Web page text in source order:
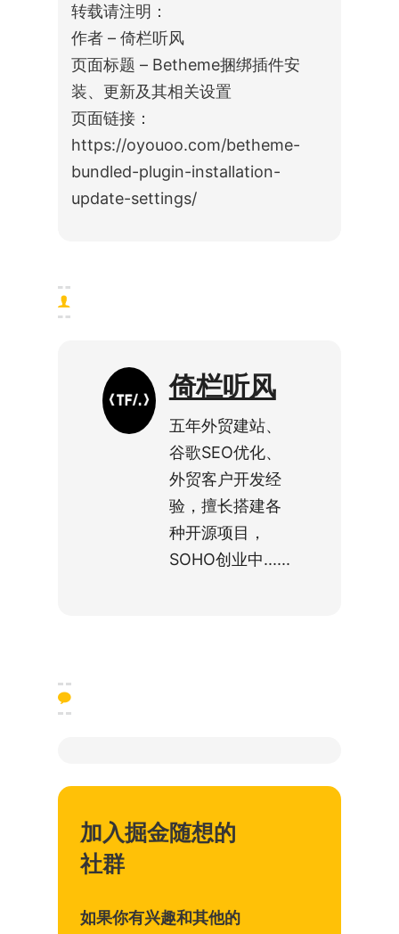
转载请注明：
作者 – 倚栏听风
页面标题 – Betheme捆绑插件安
装、更新及其相关设置
页面链接：
https://oyouoo.com/betheme-
bundled-plugin-installation-
update-settings/
倚栏听风
五年外贸建站、
谷歌SEO优化、
外贸客户开发经
验，擅长搭建各
种开源项目，
SOHO创业中......
加入掘金随想的
社群
如果你有兴趣和其他的